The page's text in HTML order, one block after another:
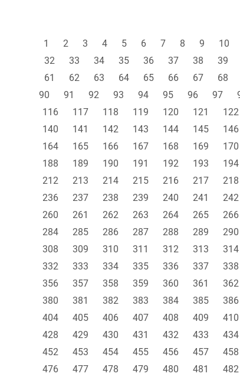
1 2 3 4 5 6 7 8 9 10
32
33 34 35 36 37 38 39
61
62 63 64 65 66 67 68
90
91 92 93 94 95 96 97
116
117 118 119 120 121 122
140
141 142 143 144 145 146
164
165 166 167 168 169 170
188
189 190 191 192 193 194
212
213 214 215 216 217 218
236
237 238 239 240 241 242
260
261 262 263 264 265 266
284
285 286 287 288 289 290
308
309 310 311 312 313 314
332
333 334 335 336 337 338
356
357 358 359 360 361 362
380
381 382 383 384 385 386
404
405 406 407 408 409 410
428
429 430 431 432 433 434
452
453 454 455 456 457 458
476
477 478 479 480 481 482